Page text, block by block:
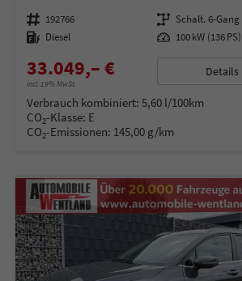
Fahrzeugnummer 192766 Getriebe Schalt. 6-Gang
Kraftstoff Diesel Leistung 100 kW (136 PS)
33.049,– €
incl. 19% MwSt.
Details
Verbrauch kombiniert: 5,60 l/100km
CO2-Klasse: E
CO2-Emissionen: 145,00 g/km